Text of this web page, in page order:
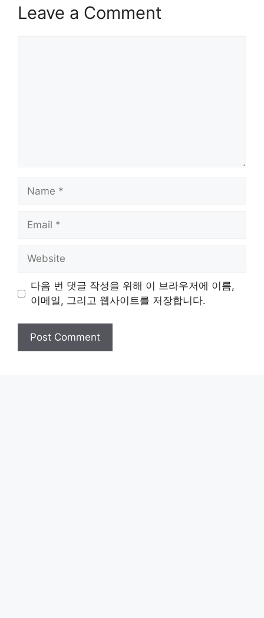
Leave a Comment
Name
Email
Website
다음 번 댓글 작성을 위해 이 브라우저에 이름,
이메일, 그리고 웹사이트를 저장합니다.